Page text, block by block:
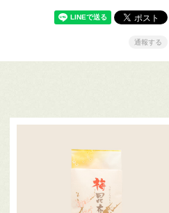
通報する